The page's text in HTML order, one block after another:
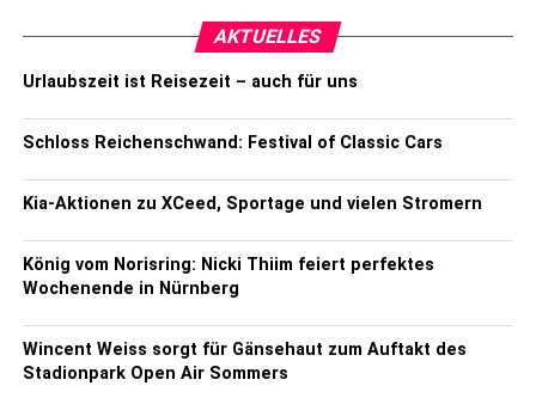
AKTUELLES
Urlaubszeit ist Reisezeit – auch für uns
Schloss Reichenschwand: Festival of Classic Cars
Kia-Aktionen zu XCeed, Sportage und vielen Stromern
König vom Norisring: Nicki Thiim feiert perfektes
Wochenende in Nürnberg
Wincent Weiss sorgt für Gänsehaut zum Auftakt des
Stadionpark Open Air Sommers